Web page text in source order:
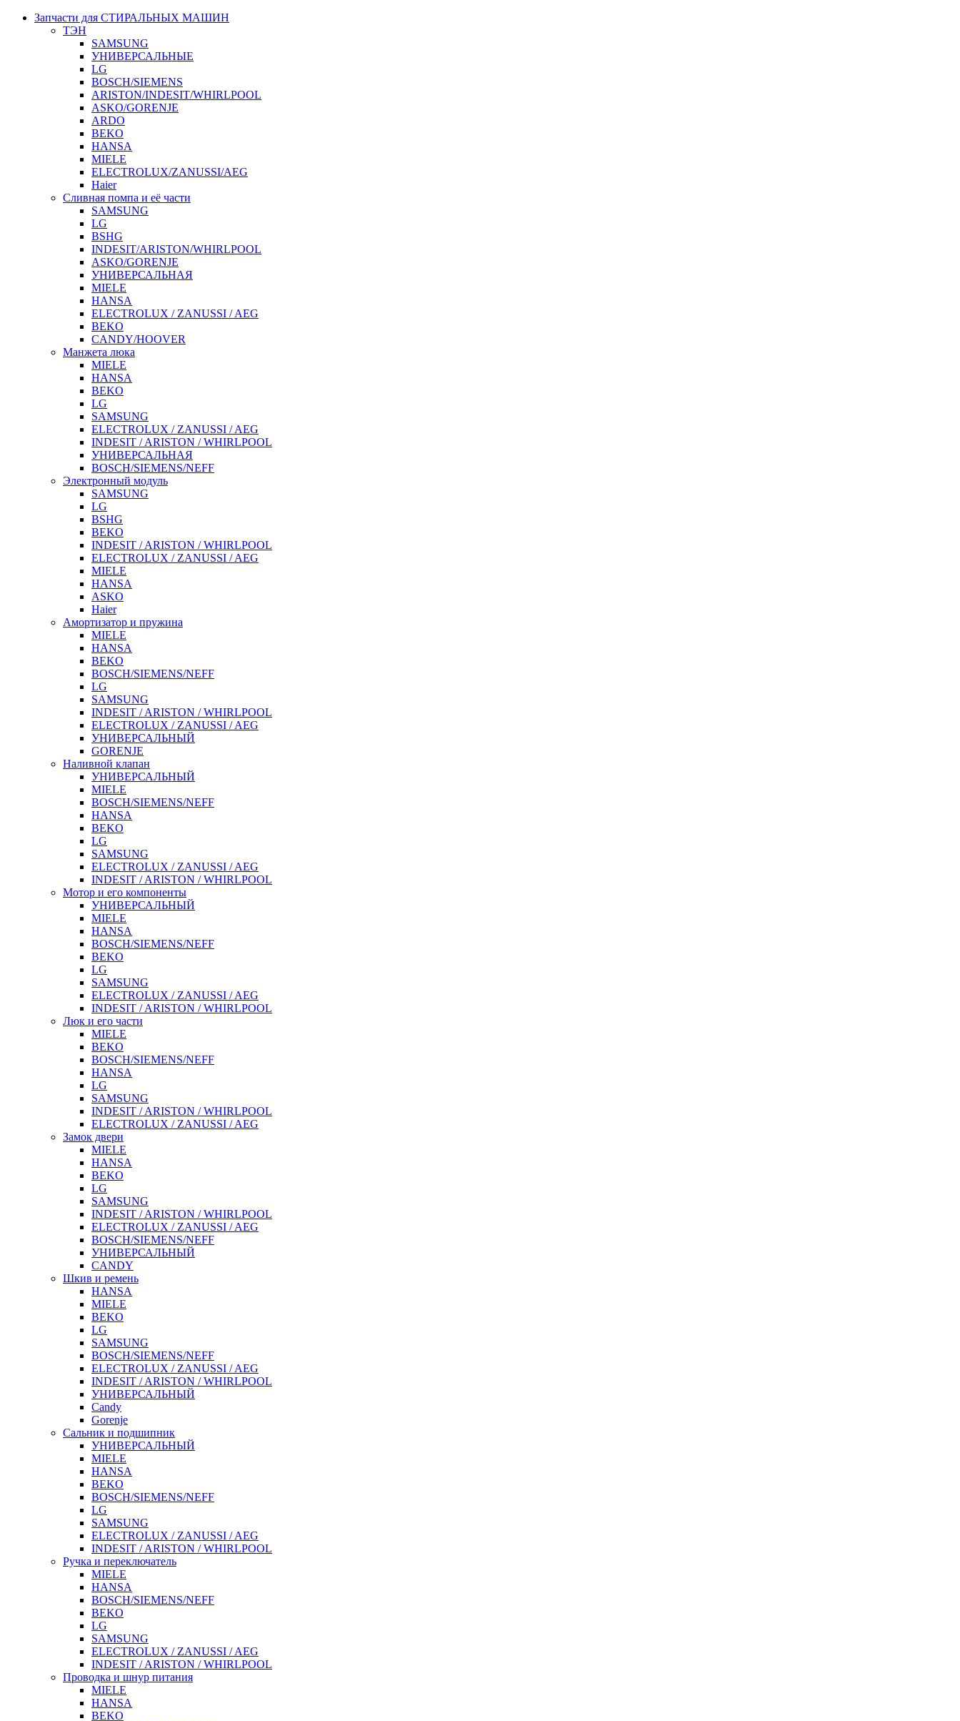
Запчасти для СТИРАЛЬНЫХ МАШИН
ТЭН
SAMSUNG
УНИВЕРСАЛЬНЫЕ
LG
BOSCH/SIEMENS
ARISTON/INDESIT/WHIRLPOOL
ASKO/GORENJE
ARDO
BEKO
HANSA
MIELE
ELECTROLUX/ZANUSSI/AEG
Haier
Сливная помпа и её части
SAMSUNG
LG
BSHG
INDESIT/ARISTON/WHIRLPOOL
ASKO/GORENJE
УНИВЕРСАЛЬНАЯ
MIELE
HANSA
ELECTROLUX / ZANUSSI / AEG
BEKO
CANDY/HOOVER
Манжета люка
MIELE
HANSA
BEKO
LG
SAMSUNG
ELECTROLUX / ZANUSSI / AEG
INDESIT / ARISTON / WHIRLPOOL
УНИВЕРСАЛЬНАЯ
BOSCH/SIEMENS/NEFF
Электронный модуль
SAMSUNG
LG
BSHG
BEKO
INDESIT / ARISTON / WHIRLPOOL
ELECTROLUX / ZANUSSI / AEG
MIELE
HANSA
ASKO
Haier
Амортизатор и пружина
MIELE
HANSA
BEKO
BOSCH/SIEMENS/NEFF
LG
SAMSUNG
INDESIT / ARISTON / WHIRLPOOL
ELECTROLUX / ZANUSSI / AEG
УНИВЕРСАЛЬНЫЙ
GORENJE
Наливной клапан
УНИВЕРСАЛЬНЫЙ
MIELE
BOSCH/SIEMENS/NEFF
HANSA
BEKO
LG
SAMSUNG
ELECTROLUX / ZANUSSI / AEG
INDESIT / ARISTON / WHIRLPOOL
Мотор и его компоненты
УНИВЕРСАЛЬНЫЙ
MIELE
HANSA
BOSCH/SIEMENS/NEFF
BEKO
LG
SAMSUNG
ELECTROLUX / ZANUSSI / AEG
INDESIT / ARISTON / WHIRLPOOL
Люк и его части
MIELE
BEKO
BOSCH/SIEMENS/NEFF
HANSA
LG
SAMSUNG
INDESIT / ARISTON / WHIRLPOOL
ELECTROLUX / ZANUSSI / AEG
Замок двери
MIELE
HANSA
BEKO
LG
SAMSUNG
INDESIT / ARISTON / WHIRLPOOL
ELECTROLUX / ZANUSSI / AEG
BOSCH/SIEMENS/NEFF
УНИВЕРСАЛЬНЫЙ
CANDY
Шкив и ремень
HANSA
MIELE
BEKO
LG
SAMSUNG
BOSCH/SIEMENS/NEFF
ELECTROLUX / ZANUSSI / AEG
INDESIT / ARISTON / WHIRLPOOL
УНИВЕРСАЛЬНЫЙ
Candy
Gorenje
Сальник и подшипник
УНИВЕРСАЛЬНЫЙ
MIELE
HANSA
BEKO
BOSCH/SIEMENS/NEFF
LG
SAMSUNG
ELECTROLUX / ZANUSSI / AEG
INDESIT / ARISTON / WHIRLPOOL
Ручка и переключатель
MIELE
HANSA
BOSCH/SIEMENS/NEFF
BEKO
LG
SAMSUNG
ELECTROLUX / ZANUSSI / AEG
INDESIT / ARISTON / WHIRLPOOL
Проводка и шнур питания
MIELE
HANSA
BEKO